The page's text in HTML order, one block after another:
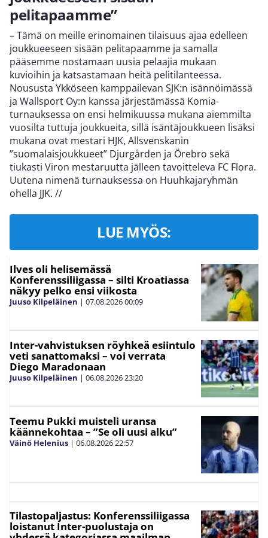
pelitapaamme”
– Tämä on meille erinomainen tilaisuus ajaa edelleen
joukkueeseen sisään pelitapaamme ja samalla
pääsemme nostamaan uusia pelaajia mukaan
kuvioihin ja katsastamaan heitä pelitilanteessa.
Noususta Ykköseen kamppailevan SJK:n isännöimässä
ja Wallsport Oy:n kanssa järjestämässä Komia-
turnauksessa on ensi helmikuussa mukana aiemmilta
vuosilta tuttuja joukkueita, sillä isäntäjoukkueen lisäksi
mukana ovat mestari HJK, Allsvenskanin
”suomalaisjoukkueet” Djurgården ja Örebro sekä
tiukasti Viron mestaruutta jälleen tavoitteleva FC Flora.
Uutena nimenä turnauksessa on Huuhkajaryhmän
ohella JJK. //
LUE MYÖS:
Ilves oli helisemässä
Konferenssiliigassa – silti Kroatiassa
näkyy pelko ensi viikosta
Juuso Kilpeläinen | 07.08.202600:09
Inter-vahvistuksen röyhkeä esiintulo
veti sanattomaksi – voi verrata
Diego Maradonaan
Juuso Kilpeläinen | 06.08.202623:20
Teemu Pukki muisteli uransa
käännekohtaa – ”Se oli uusi alku”
Väinö Helenius | 06.08.202622:57
Tilastopaljastus: Konferenssiliigassa
loistanut Inter-puolustaja on